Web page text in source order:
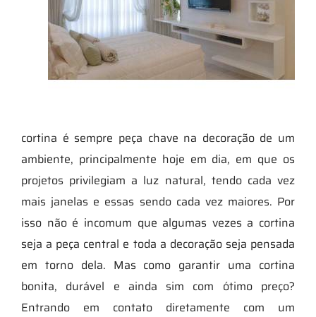
cortina é sempre peça chave na decoração de um
ambiente, principalmente hoje em dia, em que os
projetos privilegiam a luz natural, tendo cada vez
mais janelas e essas sendo cada vez maiores. Por
isso não é incomum que algumas vezes a cortina
seja a peça central e toda a decoração seja pensada
em torno dela. Mas como garantir uma cortina
bonita, durável e ainda sim com ótimo preço?
Entrando em contato diretamente com um